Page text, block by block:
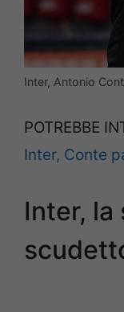
Inter, Antonio
POTREBBE
Inter, Conte
Inter, la